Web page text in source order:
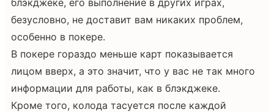
безусловно, не доставит вам никаких проблем,
особенно в покере.
В покере гораздо меньше карт показывается
лицом вверх, а это значит, что у вас не так много
информации для работы, как в блэкджеке.
Кроме того, колода тасуется после каждой